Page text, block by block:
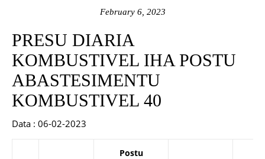
February 6, 2023
PRESU DIARIA
KOMBUSTIVEL IHA POSTU
ABASTESIMENTU
KOMBUSTIVEL 40
Data : 06-02-2023
Postu